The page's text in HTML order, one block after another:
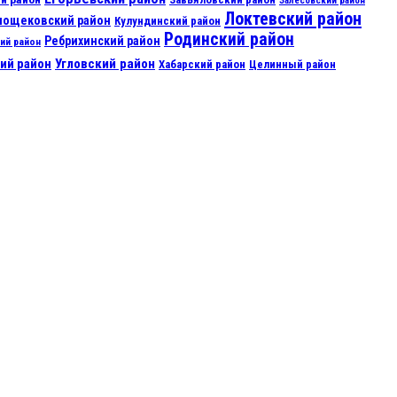
район Кулундинский район Локтевский район
район Ребрихинский район Родинский район
район Угловский район Хабарский район Целинный район